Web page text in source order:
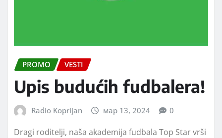
PROMO VESTI
Upis budućih fudbalera!
Radio Koprijan мар 13, 2024 0
Dragi roditelji, naša akademija fudbala Top Star vrši